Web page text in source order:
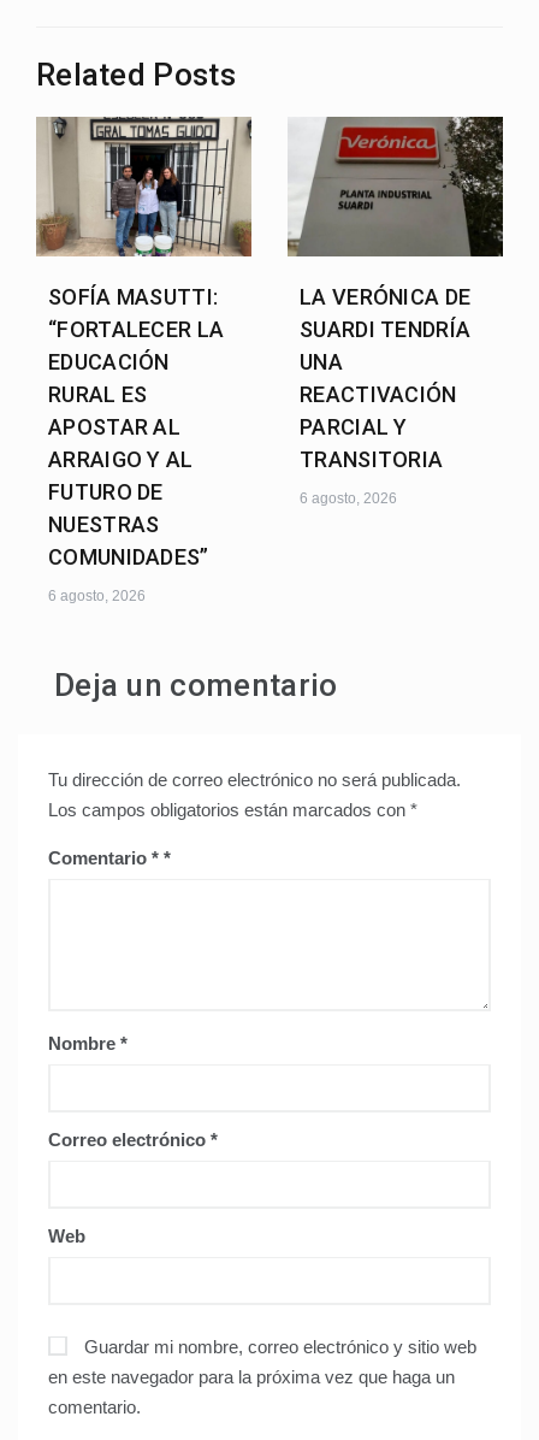
Related Posts
SOFÍA MASUTTI:
“FORTALECER LA
EDUCACIÓN
RURAL ES
APOSTAR AL
ARRAIGO Y AL
FUTURO DE
NUESTRAS
COMUNIDADES”
6 agosto, 2026
LA VERÓNICA DE
SUARDI TENDRÍA
UNA
REACTIVACIÓN
PARCIAL Y
TRANSITORIA
6 agosto, 2026
Deja un comentario
Tu dirección de correo electrónico no será publicada.
Los campos obligatorios están marcados con *
Comentario *
Nombre *
Correo electrónico *
Web
Guardar mi nombre, correo electrónico y sitio web
en este navegador para la próxima vez que haga un
comentario.